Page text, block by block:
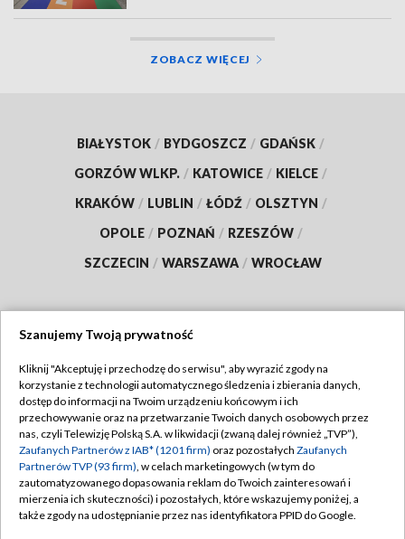
ZOBACZ WIĘCEJ
BIAŁYSTOK / BYDGOSZCZ / GDAŃSK /
GORZÓW WLKP. / KATOWICE / KIELCE /
KRAKÓW / LUBLIN / ŁÓDŹ / OLSZTYN /
OPOLE / POZNAŃ / RZESZÓW /
SZCZECIN / WARSZAWA / WROCŁAW
TVP
Abonament TVP
Emisja w TVP
Centrum informacji TVP
Naziemna Telewizja Cyfrowa
Regulamin TVP
Polityka prywatności
Moje zgody
Pomoc
Szanujemy Twoją prywatność
Kliknij "Akceptuję i przechodzę do serwisu", aby wyrazić zgody na
korzystanie z technologii automatycznego śledzenia i zbierania danych,
dostęp do informacji na Twoim urządzeniu końcowym i ich
przechowywanie oraz na przetwarzanie Twoich danych osobowych przez
nas, czyli Telewizję Polską S.A. w likwidacji (zwaną dalej również „TVP”),
Zaufanych Partnerów z IAB* (1201 firm) oraz pozostałych Zaufanych
Partnerów TVP (93 firm), w celach marketingowych (w tym do
zautomatyzowanego dopasowania reklam do Twoich zainteresowań i
mierzenia ich skuteczności) i pozostałych, które wskazujemy poniżej, a
także zgody na udostępnianie przez nas identyfikatora PPID do Google.